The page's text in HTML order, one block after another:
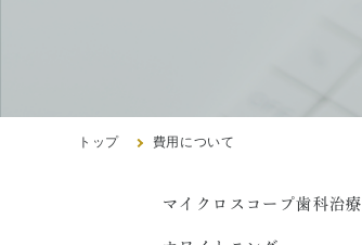
トップ 費用について
マイクロスコープ歯科治療